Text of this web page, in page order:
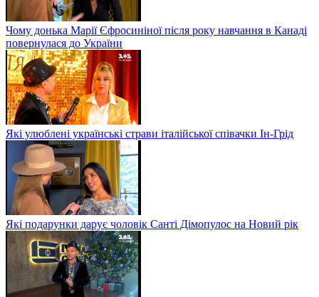
Чому донька Марії Єфросиніної після року навчання в Канаді
повернулася до України
Які улюблені українські страви італійської співачки Ін-Грід
Які подарунки дарує чоловік Санті Дімопулос на Новий рік